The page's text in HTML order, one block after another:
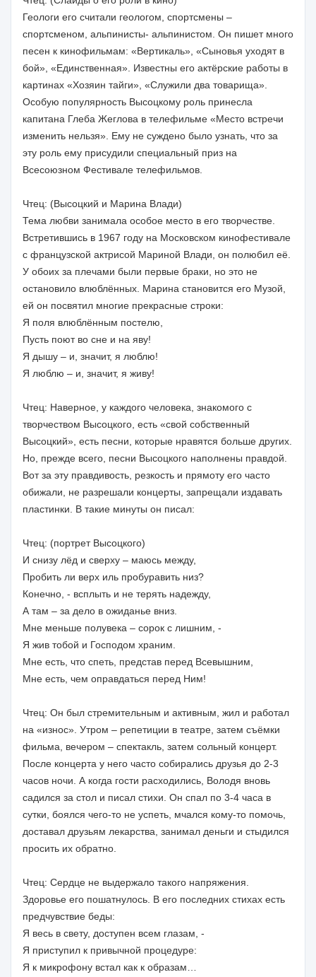
Геологи его считали геологом, спортсмены –
спортсменом, альпинисты- альпинистом. Он пишет много
песен к кинофильмам: «Вертикаль», «Сыновья уходят в
бой», «Единственная». Известны его актёрские работы в
картинах «Хозяин тайги», «Служили два товарища».
Особую популярность Высоцкому роль принесла
капитана Глеба Жеглова в телефильме «Место встречи
изменить нельзя». Ему не суждено было узнать, что за
эту роль ему присудили специальный приз на
Всесоюзном Фестивале телефильмов.
Чтец: (Высоцкий и Марина Влади)
Тема любви занимала особое место в его творчестве.
Встретившись в 1967 году на Московском кинофестивале
с французской актрисой Мариной Влади, он полюбил её.
У обоих за плечами были первые браки, но это не
остановило влюблённых. Марина становится его Музой,
ей он посвятил многие прекрасные строки:
Я поля влюблённым постелю,
Пусть поют во сне и на яву!
Я дышу – и, значит, я люблю!
Я люблю – и, значит, я живу!
Чтец: Наверное, у каждого человека, знакомого с
творчеством Высоцкого, есть «свой собственный
Высоцкий», есть песни, которые нравятся больше других.
Но, прежде всего, песни Высоцкого наполнены правдой.
Вот за эту правдивость, резкость и прямоту его часто
обижали, не разрешали концерты, запрещали издавать
пластинки. В такие минуты он писал:
Чтец: (портрет Высоцкого)
И снизу лёд и сверху – маюсь между,
Пробить ли верх иль пробуравить низ?
Конечно, - всплыть и не терять надежду,
А там – за дело в ожиданье вниз.
Мне меньше полувека – сорок с лишним, -
Я жив тобой и Господом храним.
Мне есть, что спеть, представ перед Всевышним,
Мне есть, чем оправдаться перед Ним!
Чтец: Он был стремительным и активным, жил и работал
на «износ». Утром – репетиции в театре, затем съёмки
фильма, вечером – спектакль, затем сольный концерт.
После концерта у него часто собирались друзья до 2-3
часов ночи. А когда гости расходились, Володя вновь
садился за стол и писал стихи. Он спал по 3-4 часа в
сутки, боялся чего-то не успеть, мчался кому-то помочь,
доставал друзьям лекарства, занимал деньги и стыдился
просить их обратно.
Чтец: Сердце не выдержало такого напряжения.
Здоровье его пошатнулось. В его последних стихах есть
предчувствие беды:
Я весь в свету, доступен всем глазам, -
Я приступил к привычной процедуре:
Я к микрофону встал как к образам…